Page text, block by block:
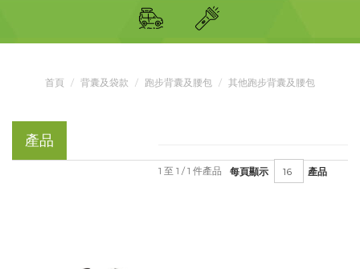
首頁 背囊及袋款 跑步背囊及腰包 其他跑步背囊及腰包
產品
每頁顯示 產品
1 至 1 / 1 件產品